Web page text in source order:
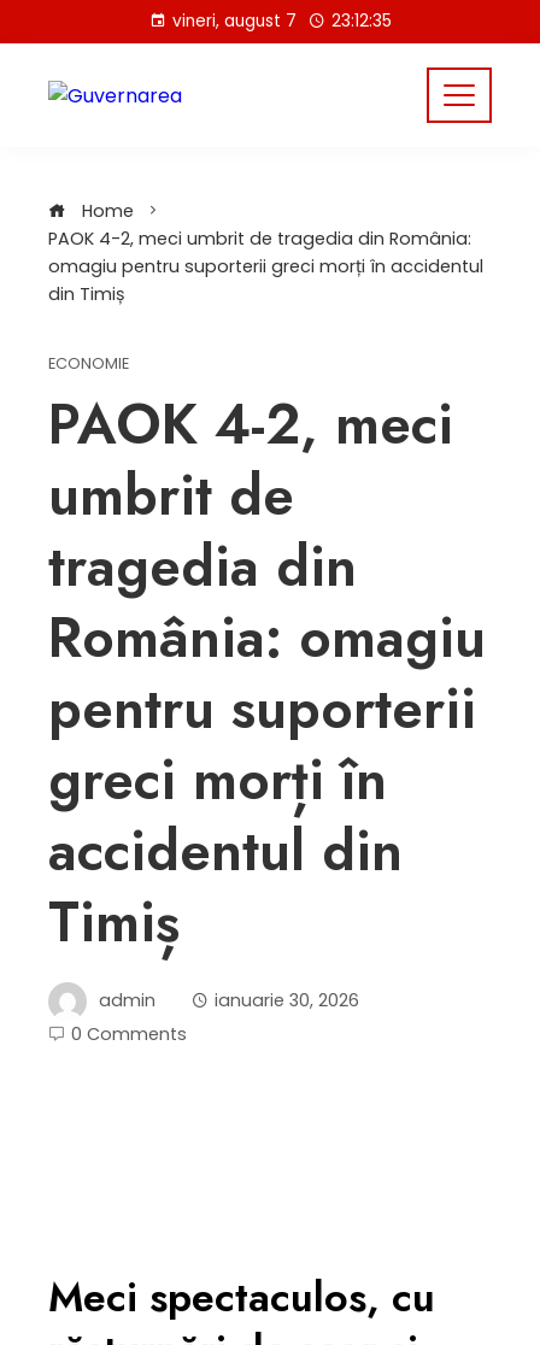
to
content
vineri, august 7 23:12:35
Home
PAOK 4-2, meci umbrit de tragedia din România:
omagiu pentru suporterii greci morți în accidentul
din Timiș
ECONOMIE
PAOK 4-2, meci
umbrit de
tragedia din
România: omagiu
pentru suporterii
greci morți în
accidentul din
Timiș
admin
ianuarie 30, 2026
0 Comments
Meci spectaculos, cu